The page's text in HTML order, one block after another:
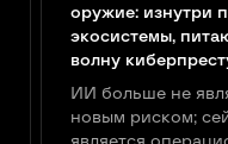
оружие: изнутри
экосистемы,
волну
ИИ больше не
новым риском;